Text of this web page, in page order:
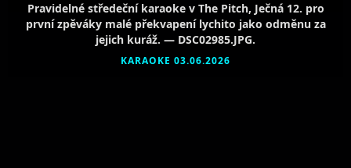
Pravidelné středeční karaoke v The Pitch, Ječná 12. pro
první zpěváky malé překvapení lychito jako odměnu za
jejich kuráž. — DSC02985.JPG.
KARAOKE 03.06.2026